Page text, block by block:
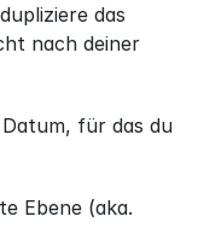
das
nach deiner
für das du
Ebene (aka.